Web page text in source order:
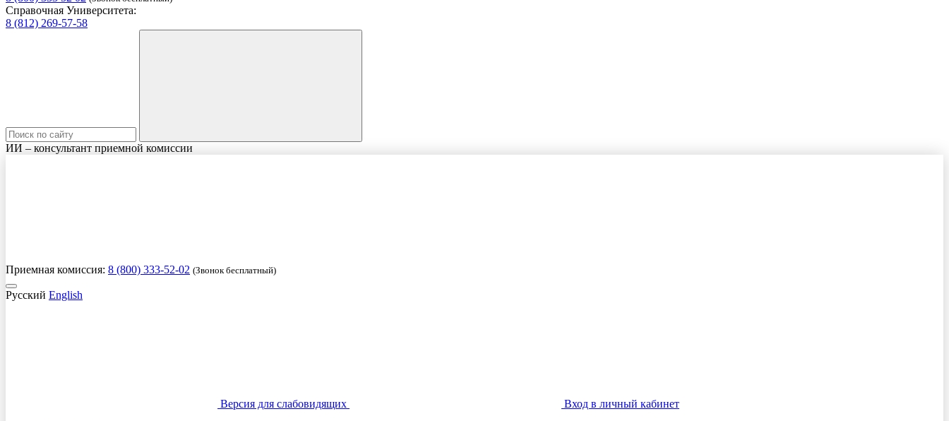
Справочная Университета:
8 (812) 269-57-58
ИИ – консультант приемной комиссии
Приемная комиссия: 8 (800) 333-52-02 (Звонок бесплатный)
Русский English
Версия для слабовидящих
Вход в личный кабинет